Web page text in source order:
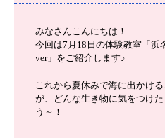
みなさんこんにちは！
今回は7月18日の体験教室「浜
ver」をご紹介します♪
これから夏休みで海に出かけ
が、どんな生き物に気をつけ
う～！